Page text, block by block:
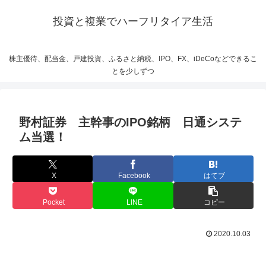
投資と複業でハーフリタイア生活
株主優待、配当金、戸建投資、ふるさと納税、IPO、FX、iDeCoなどできるこ
とを少しずつ
野村証券 主幹事のIPO銘柄 日通システ
ム当選！
X Facebook はてブ
Pocket LINE コピー
2020.10.03